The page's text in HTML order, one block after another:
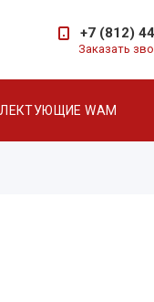
+7 (812)
Заказать
WAM